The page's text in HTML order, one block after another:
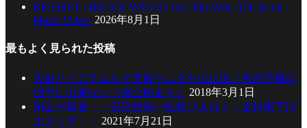
BE:FIRST / BRUCE WAYNE feat. Flo Milli, ATL Jacob -
Music Video- 2026年8月1日
最もよく見られた投稿
天皇とイスラエル十支族〜ユダヤの正体／落合莞爾の
活字に出来ない《落合秘史４》
2018年3月1日
閉会中審査・・安倍総理一転受け入れ！！支持率下げ
止まらず・・
2021年7月21日